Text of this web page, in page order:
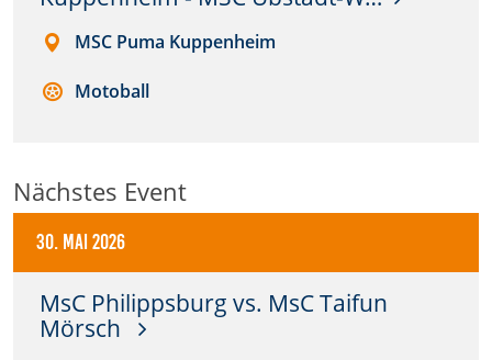
MSC Puma Kuppenheim
Motoball
Nächstes Event
30. Mai 2026
MsC Philippsburg vs. MsC Taifun
Mörsch
Anbieter:
24 Stunden
Cookie Consent